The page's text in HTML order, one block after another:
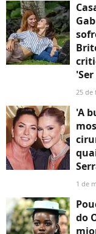
25 de
'A
1 de
do